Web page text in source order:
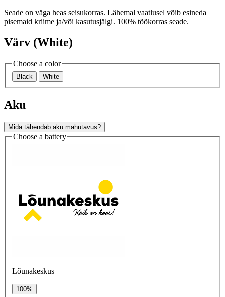
Seade on väga heas seisukorras. Lähemal vaatlusel võib esineda
pisemaid kriime ja/või kasutusjälgi. 100% töökorras seade.
Värv (White)
Choose a color
Black White
Aku
Mida tähendab aku mahutavus?
Choose a battery
Lõunakeskus
100%